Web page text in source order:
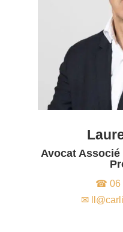
Avocat Associé
☎ 06
✉